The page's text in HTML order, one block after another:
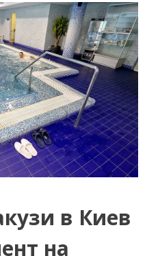
в Киев
на